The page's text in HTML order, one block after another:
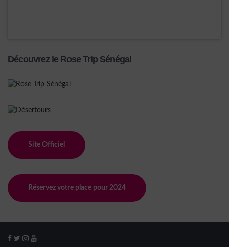
Découvrez le Rose Trip Sénégal
Site Officiel
Réservez votre place pour 2024